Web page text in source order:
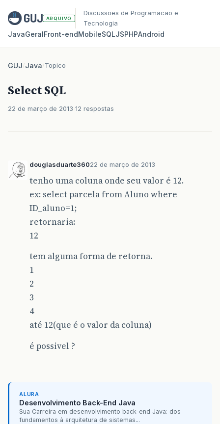
ARQUIVO
Discussoes de Programacao e
Tecnologia
JavaGeralFront‑endMobileSQLJSPHPAndroid
GUJ/Java/Topico
Select SQL
22 de março de 2013 12 respostas
douglasduarte36022 de março de 2013
tenho uma coluna onde seu valor é 12.
ex: select parcela from Aluno where
ID_aluno=1;
retornaria:
12
tem alguma forma de retorna.
1
2
3
4
até 12(que é o valor da coluna)
é possivel ?
ALURA
Desenvolvimento Back-End Java
Sua Carreira em desenvolvimento back-end Java: dos
fundamentos à arquitetura de sistemas...